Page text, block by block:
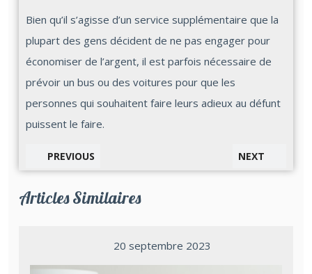
Bien qu’il s’agisse d’un service supplémentaire que la
plupart des gens décident de ne pas engager pour
économiser de l’argent, il est parfois nécessaire de
prévoir un bus ou des voitures pour que les
personnes qui souhaitent faire leurs adieux au défunt
puissent le faire.
PREVIOUS NEXT
Articles Similaires
20 septembre 2023